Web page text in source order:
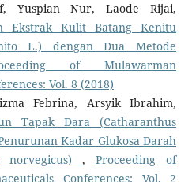
Yuspian Nur, Laode Rijai,
Ekstrak Kulit Batang Kenitu
L.) dengan Dua Metode
of Mulawarman
Vol. 8 (2018)
Febrina, Arsyik Ibrahim,
Tapak Dara (Catharanthus
Kadar Glukosa Darah
norvegicus),Proceeding of
Conferences: Vol. 2